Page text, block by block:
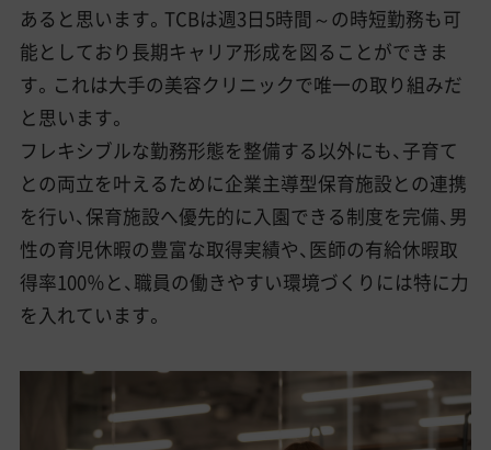
あると思います。TCBは週3日5時間～の時短勤務も可
能としており長期キャリア形成を図ることができま
す。これは大手の美容クリニックで唯一の取り組みだ
と思います。
フレキシブルな勤務形態を整備する以外にも、子育て
との両立を叶えるために企業主導型保育施設との連携
を行い、保育施設へ優先的に入園できる制度を完備、男
性の育児休暇の豊富な取得実績や、医師の有給休暇取
得率100％と、職員の働きやすい環境づくりには特に力
を入れています。